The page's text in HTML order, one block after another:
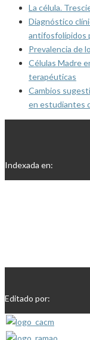
La célula.
Diagnóstico
antifosfolípidos
Prevalencia de
Células Madre
terapéuticas
Cambios
en estudiantes
Indexada en:
Editado por: